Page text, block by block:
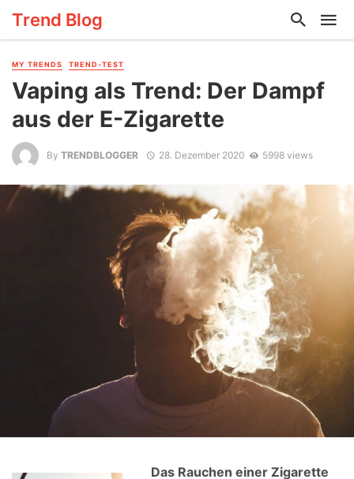
Trend Blog
MY TRENDS TREND-TEST
Vaping als Trend: Der Dampf
aus der E-Zigarette
By TRENDBLOGGER 28. Dezember 2020 5998 views
Das Rauchen einer Zigarette